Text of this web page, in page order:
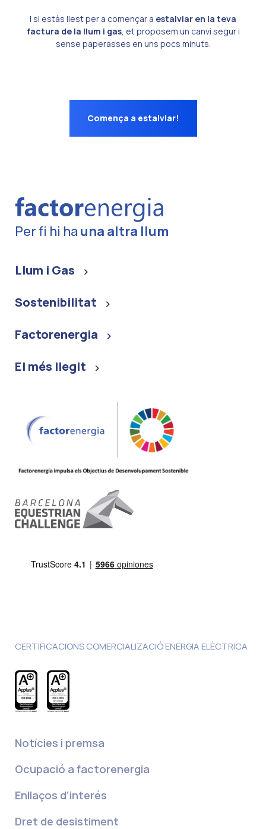
I si estàs llest per a començar a estalviar en la teva
factura de la llum i gas, et proposem un canvi segur i
sense paperasses en uns pocs minuts.
Comença a estalviar!
Per fi hi ha una altra llum
Llum i Gas
Sostenibilitat
Factorenergia
El més llegit
CERTIFICACIONS COMERCIALIZACIÓ ENERGIA ELÈCTRICA
Notícies i premsa
Ocupació a factorenergia
Enllaços d’interés
Dret de desistiment